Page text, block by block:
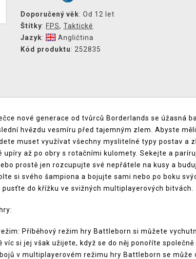
Doporučený věk: Od 12 let
Štítky: FPS, Taktické
Jazyk:
Angličtina
Kód produktu: 252835
nové generace od tvůrců Borderlands se úžasná
hvězdu vesmíru před tajemným zlem. Abyste
muset využívat všechny myslitelné typy postav a
upíry až po obry s rotačními kulomety. Sekejte a
prostě jen rozcupujte své nepřátele na kusy a
si svého šampiona a bojujte sami nebo po boku
pusťte do křížku ve svižných multiplayerových bitvách.
Příběhový režim hry Battleborn si můžete
víc si jej však užijete, když se do něj ponoříte
v multiplayerovém režimu hry Battleborn se může